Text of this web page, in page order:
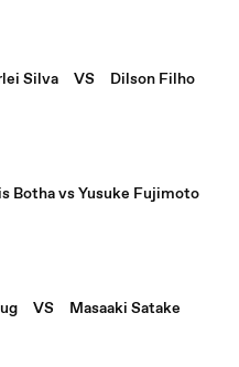
Silva VS Dilson Filho
Botha vs Yusuke Fujimoto
VS Masaaki Satake